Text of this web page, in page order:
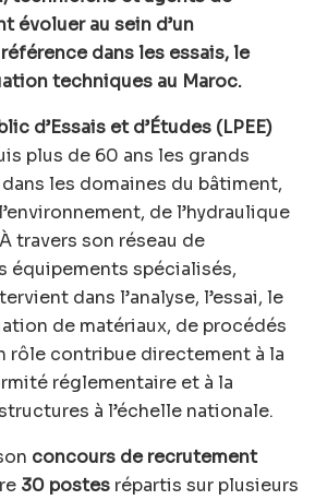
évoluer au sein d’un
dans les essais, le
techniques au Maroc.
d’Essais et d’Études (LPEE)
plus de 60 ans les grands
les domaines du bâtiment,
de l’hydraulique
travers son réseau de
équipements spécialisés,
dans l’analyse, l’essai, le
de matériaux, de procédés
rôle contribue directement à la
réglementaire et à la
à l’échelle nationale.
concours de recrutement
30 postes répartis sur plusieurs